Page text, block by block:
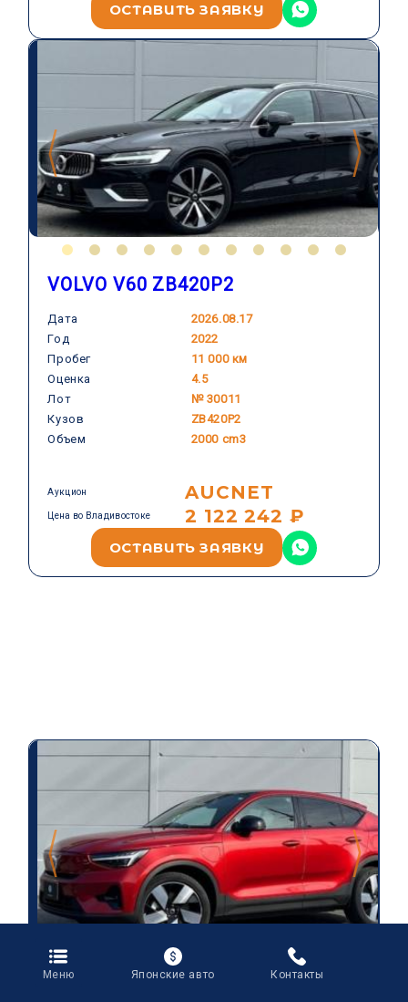
ОСТАВИТЬ ЗАЯВКУ
VOLVO V60 ZB420P2
Дата
2026.08.17
Год
2022
Пробег
11 000 км
Оценка
4.5
Лот
№ 30011
Кузов
ZB420P2
Объем
2000 cm3
VOLVO
AUCNET
Аукцион
2 122 242 ₽
Цена во Владивостоке
ОСТАВИТЬ ЗАЯВКУ
VOLVO C40 XE400RXCE
Меню Японские авто Контакты